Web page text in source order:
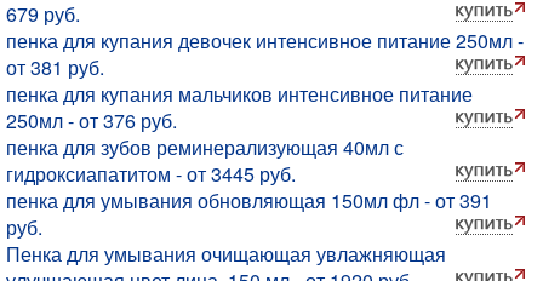
679 руб.
пенка для купания девочек интенсивное питание 250мл -
от 381 руб.
пенка для купания мальчиков интенсивное питание
250мл - от 376 руб.
пенка для зубов реминерализующая 40мл с
гидроксиапатитом - от 3445 руб.
пенка для умывания обновляющая 150мл фл - от 391
руб.
Пенка для умывания очищающая увлажняющая